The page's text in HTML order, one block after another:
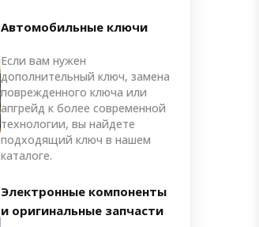
Автомобильные ключи
Если вам нужен
дополнительный ключ, замена
поврежденного ключа или
апгрейд к более современной
технологии, вы найдете
подходящий ключ в нашем
каталоге.
Электронные компоненты
и оригинальные запчасти